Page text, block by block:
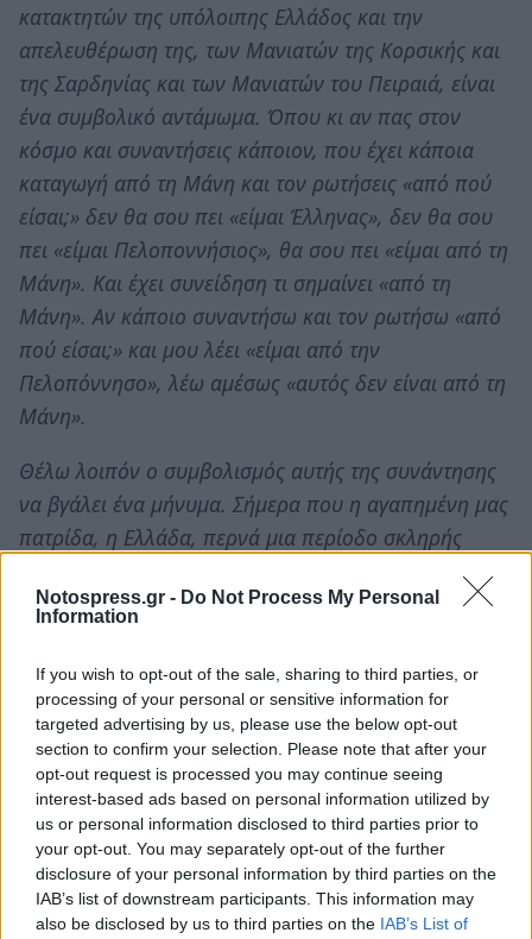
Notospress.gr - Do Not Process My Personal
Information
If you wish to opt-out of the sale, sharing to third parties, or
processing of your personal or sensitive information for
targeted advertising by us, please use the below opt-out
section to confirm your selection. Please note that after your
opt-out request is processed you may continue seeing
interest-based ads based on personal information utilized by
us or personal information disclosed to third parties prior to
your opt-out. You may separately opt-out of the further
disclosure of your personal information by third parties on the
IAB’s list of downstream participants. This information may
also be disclosed by us to third parties on the IAB’s List of
κατακτητών της υπόλοιπης Ελλάδος και την
απελευθέρωση της, των Μανιατών της Κορσικής και
της Σαρδηνίας και των Μανιατών του Πειραιά, είναι
ένα συμβολικό αντάμωμα. Όπου κι αν πας στον
κόσμο και συναντήσεις κάποιον, που έχει κάποια
καταγωγή από τη Μάνη και τον ρωτήσεις «από πού
είσαι;» δεν θα σου πει «είμαι Έλληνας», δεν θα σου
πει «είμαι Πελοποννήσιος», θα σου πει «είμαι από τη
Μάνη». Και έχει συνείδηση τι σημαίνει «από τη
Μάνη». Αν κάποιο συναντήσω και τον ρωτήσω «από
πού είσαι;» και μου λέει «είμαι από την
Πελοπόννησο», λέω αμέσως «αυτός δεν είναι από τη
Μάνη».
Θέλω λοιπόν ο συμβολισμός αυτής της συνάντησης
να βγάλει ένα μήνυμα. Σήμερα που η αγαπημένη μας
πατρίδα, η Ελλάδα, περνά μια περίοδο σκληρής
τσαλακώνεται, ας ενώσουμε όλοι οι Μανιάτες, σε όλο
πούμε σε όλους: «εμείς οι Μανιάτες θα σηκώσουμε
ξανά την εθνική αξιοπρέπεια ψηλά. Θα κάνουμε
αυτό που χρωστάμε στην ίδια μας την ιστορία». Κι ας
είναι αυτή η ταπεινή εκδήλωση μια απαρχή
συνεννόησης και ενίσχυσης των κυβερνήσεων της
χώρας. Εμείς πιστεύουμε στους θεσμούς ».
Ο Πρόεδρος της Ένωσης των Απανταχού
Μανιατών «Η ΜΑΝΗ» κ.Σταύρος Μπαζάκος,